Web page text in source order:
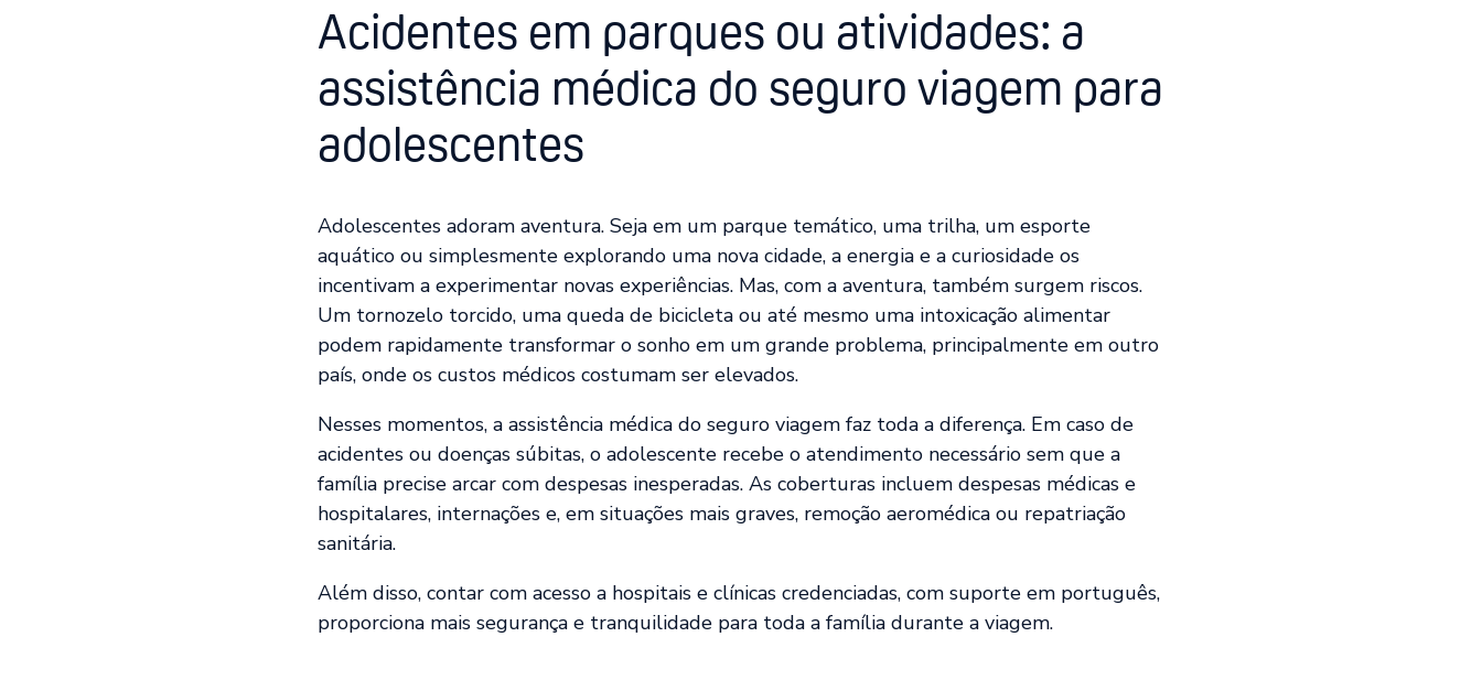
Acidentes em parques ou atividades: a
assistência médica do seguro viagem para
adolescentes
Adolescentes adoram aventura. Seja em um parque temático, uma trilha, um esporte
aquático ou simplesmente explorando uma nova cidade, a energia e a curiosidade os
incentivam a experimentar novas experiências. Mas, com a aventura, também surgem riscos.
Um tornozelo torcido, uma queda de bicicleta ou até mesmo uma intoxicação alimentar
podem rapidamente transformar o sonho em um grande problema, principalmente em outro
país, onde os custos médicos costumam ser elevados.
Nesses momentos, a assistência médica do seguro viagem faz toda a diferença. Em caso de
acidentes ou doenças súbitas, o adolescente recebe o atendimento necessário sem que a
família precise arcar com despesas inesperadas. As coberturas incluem despesas médicas e
hospitalares, internações e, em situações mais graves, remoção aeromédica ou repatriação
sanitária.
Além disso, contar com acesso a hospitais e clínicas credenciadas, com suporte em português,
proporciona mais segurança e tranquilidade para toda a família durante a viagem.